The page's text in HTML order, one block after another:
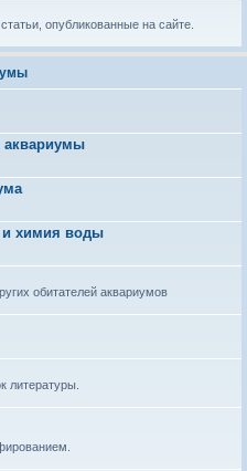
опубликованные на сайте.
аквариумы
и химия воды
обитателей аквариумов
литературы.